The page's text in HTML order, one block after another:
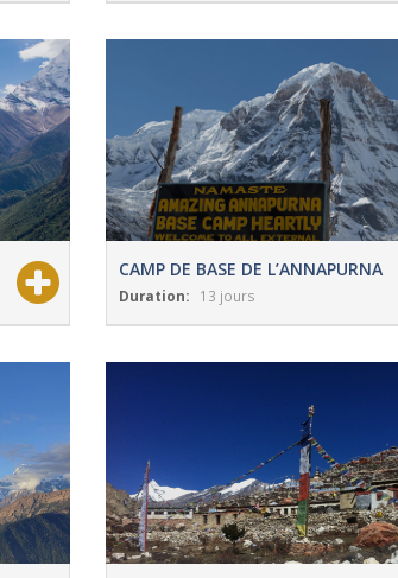
CAMP DE BASE DE L’ANNAPURNA
Duration: 13 jours